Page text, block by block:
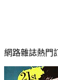
網路雜誌熱門